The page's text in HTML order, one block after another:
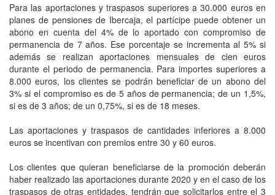
Para las aportaciones y traspasos superiores a 30.000 euros en
planes de pensiones de Ibercaja, el partícipe puede obtener un
abono en cuenta del 4% de lo aportado con compromiso de
permanencia de 7 años. Ese porcentaje se incrementa al 5% si
además se realizan aportaciones mensuales de cien euros
durante el periodo de permanencia. Para importes superiores a
8.000 euros, los clientes se podrán beneficiar de un abono del
3% si el compromiso es de 5 años de permanencia; de un 1,5%,
si es de 3 años; de un 0,75%, si es de 18 meses.
Las aportaciones y traspasos de cantidades inferiores a 8.000
euros se incentivan con premios entre 30 y 60 euros.
Los clientes que quieran beneficiarse de la promoción deberán
haber realizado las aportaciones durante 2020 y en el caso de los
traspasos de otras entidades, tendrán que solicitarlos entre el 3